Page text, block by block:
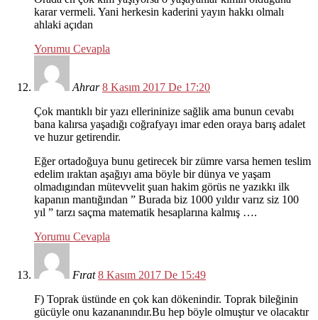
karar vermeli. Yani herkesin kaderini yayın hakkı olmalı
ahlaki açıdan
Yorumu Cevapla
Ahrar 8 Kasım 2017 De 17:20
Çok mantıklı bir yazı ellerininize sağlik ama bunun cevabı
bana kalırsa yaşadığı coğrafyayı imar eden oraya barış adalet
ve huzur getirendir.
Eğer ortadoğuya bunu getirecek bir zümre varsa hemen teslim
edelim ıraktan aşağıyı ama böyle bir dünya ve yaşam
olmadıgından mütevvelit şuan hakim görüs ne yazıkkı ilk
kapanın mantığından ” Burada biz 1000 yıldır varız siz 100
yıl ” tarzı saçma matematik hesaplarına kalmış ….
Yorumu Cevapla
Fırat 8 Kasım 2017 De 15:49
F) Toprak üstünde en çok kan dökenindir. Toprak bileğinin
gücüyle onu kazananındır.Bu hep böyle olmuştur ve olacaktır